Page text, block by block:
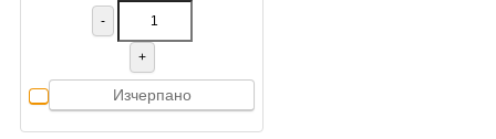
-
+
Изчерпано